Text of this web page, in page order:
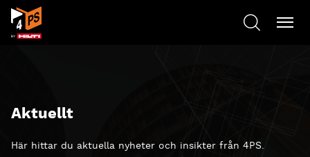
Aktuellt
Här hittar du aktuella nyheter och insikter från 4PS.